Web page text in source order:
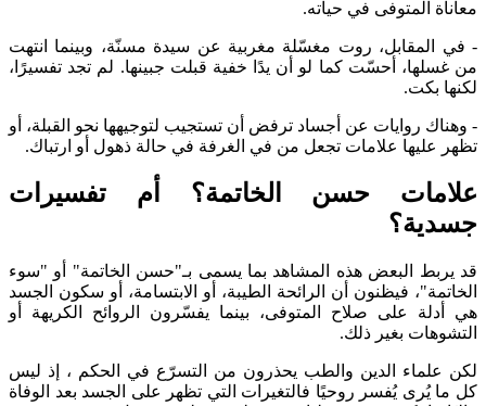
معاناة المتوفى في حياته.
- في المقابل، روت مغسّلة مغربية عن سيدة مسنّة، وبينما انتهت
من غسلها، أحسّت كما لو أن يدًا خفية قبلت جبينها. لم تجد تفسيرًا،
لكنها بكت.
- وهناك روايات عن أجساد ترفض أن تستجيب لتوجيهها نحو القبلة، أو
تظهر عليها علامات تجعل من في الغرفة في حالة ذهول أو ارتباك.
علامات حسن الخاتمة؟ أم تفسيرات
جسدية؟
قد يربط البعض هذه المشاهد بما يسمى بـ"حسن الخاتمة" أو "سوء
الخاتمة"، فيظنون أن الرائحة الطيبة، أو الابتسامة، أو سكون الجسد
هي أدلة على صلاح المتوفى، بينما يفسّرون الروائح الكريهة أو
التشوهات بغير ذلك.
لكن علماء الدين والطب يحذرون من التسرّع في الحكم ، إذ ليس
كل ما يُرى يُفسر روحيًا فالتغيرات التي تظهر على الجسد بعد الوفاة